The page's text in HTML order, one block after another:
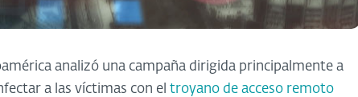
analizó una campaña dirigida principalmente a
a las víctimas con el troyano de acceso remoto